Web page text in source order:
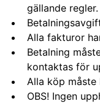
gällande regler.
Alla fakturor
Betalning
kontaktas för
Alla köp måste
OBS! Ingen